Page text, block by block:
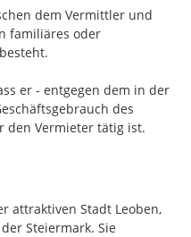
dem Vermittler und
familiäres oder
er - entgegen dem in der
des
den Vermieter tätig ist.
attraktiven Stadt Leoben,
Steiermark. Sie